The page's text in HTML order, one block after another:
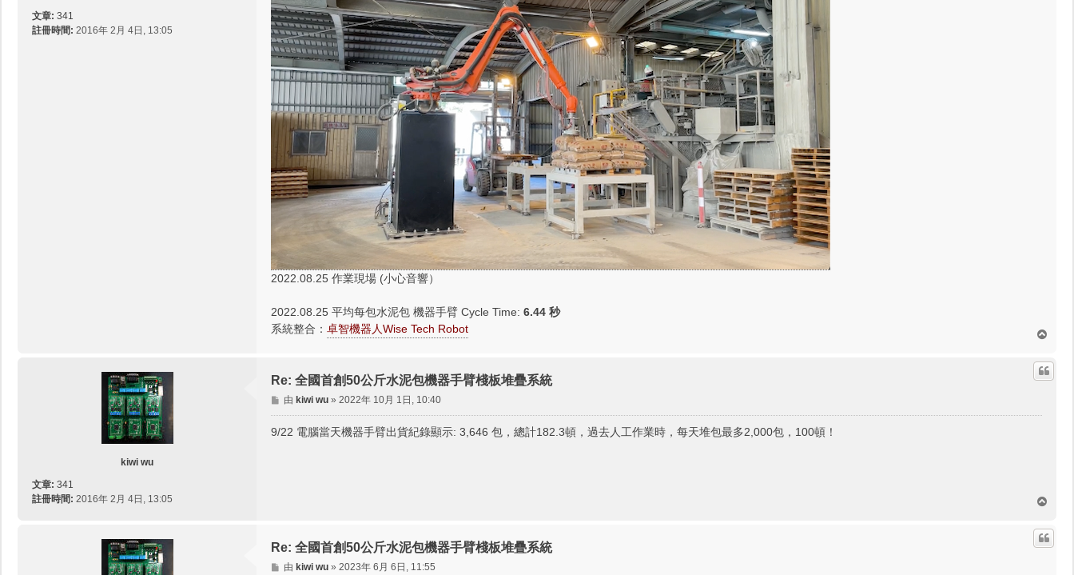
文章: 341
註冊時間: 2016年 2月 4日, 13:05
2022.08.25 作業現場 (小心音響）
2022.08.25 平均每包水泥包 機器手臂 Cycle Time: 6.44 秒
系統整合： 卓智機器人Wise Tech Robot
端
kiwi wu
文章: 341
註冊時間: 2016年 2月 4日, 13:05
Re: 全國首創50公斤水泥包機器手臂棧板堆疊系統
文
章
由 kiwi wu» 2022年 10月 1日, 10:40
9/22 電腦當天機器手臂出貨紀錄顯示: 3,646 包，總計182.3頓，過去人工作業時，每天堆包最多2,000包，100頓！
端
Re: 全國首創50公斤水泥包機器手臂棧板堆疊系統
文
由 kiwi wu» 2023年 6月 6日, 11:55